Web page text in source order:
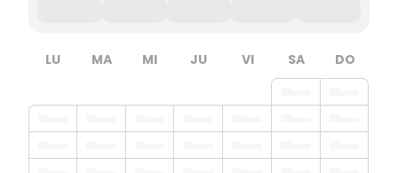
LU MA MI JU VI SA DO